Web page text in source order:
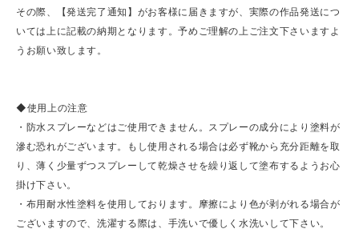
その際、【発送完了通知】がお客様に届きますが、実際の作品発送につ
いては上に記載の納期となります。予めご理解の上ご注文下さいますよ
うお願い致します。
◆使用上の注意
・防水スプレーなどはご使用できません。スプレーの成分により塗料が
滲む恐れがございます。もし使用される場合は必ず靴から充分距離を取
り、薄く少量ずつスプレーして乾燥させを繰り返して塗布するようお心
掛け下さい。
・布用耐水性塗料を使用しております。摩擦により色が剥がれる場合が
ございますので、洗濯する際は、手洗いで優しく水洗いして下さい。